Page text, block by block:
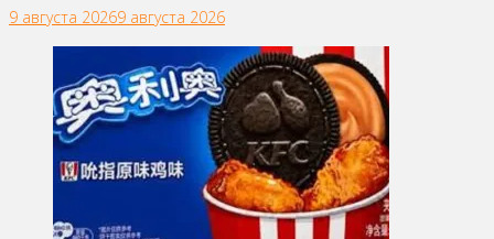
9 августа 20269 августа 2026